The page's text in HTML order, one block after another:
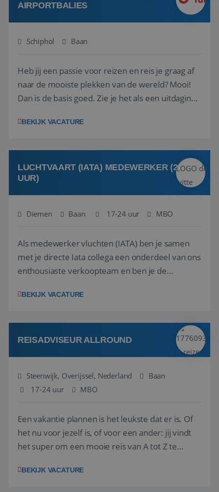
AIRPORTBALIES
Schiphol Baan
Heb jij een passie voor reizen en reis je graag af
naar de mooiste plekken van de wereld? Mooi!
Dan is de basis goed. Zie je het als een uitdaging
het samenstellen en boeken van de perfecte
deze onderdelen zijn nu samen gevoegd...
BEKIJK VACATURE
LUCHTVAART (IATA) MEDEWERKER (24-32
UUR)
Diemen Baan 17-24 uur MBO
Als medewerker vluchten (IATA) ben je samen
met je directe Iata collega een onderdeel van ons
enthousiaste verkoopteam en ben je de
en tarieven waar je collega’s niet uitkomen.
kwaliteitsbewaking van alles wat met IATA te m...
BEKIJK VACATURE
REISADVISEUR ALLROUND
Steenwijk, Overijssel, Nederland
Baan
17-24 uur
MBO
Een vakantie plannen is het leukste dat er is. Of
het nu voor jezelf is, of voor een ander: jij vindt
het super om een mooie reis van A tot Z te
vakantiegangers de meest prachtige plekjes op
BEKIJK VACATURE